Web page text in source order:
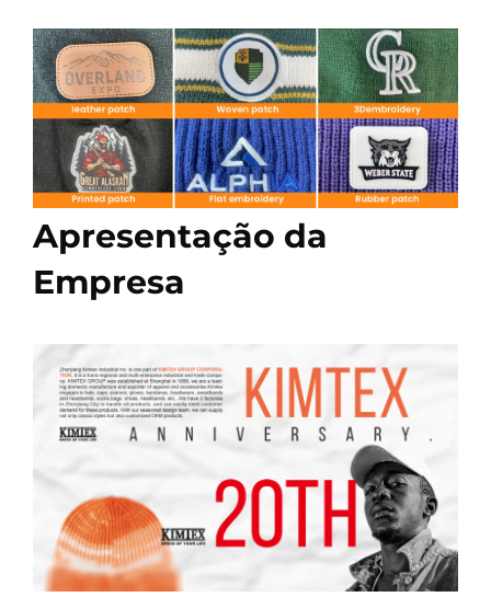
Apresentação da
Empresa